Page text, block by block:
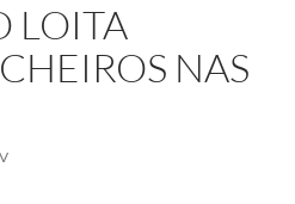
LOITA
NAS